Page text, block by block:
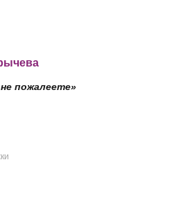
пожалеете»